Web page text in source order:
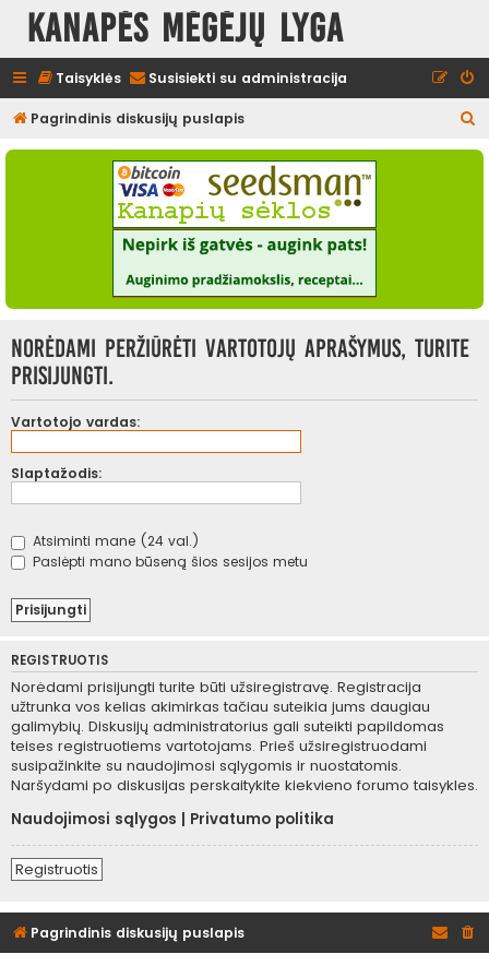
Kanapės mėgėjų lyga
Taisyklės Susisiekti su administracija
Pagrindinis diskusijų puslapis
e
Norėdami peržiūrėti vartotojų aprašymus, turite
prisijungti.
Vartotojo vardas:
Slaptažodis:
Atsiminti mane (24 val.)
Paslėpti mano būseną šios sesijos metu
REGISTRUOTIS
Norėdami prisijungti turite būti užsiregistravę. Registracija
užtrunka vos kelias akimirkas tačiau suteikia jums daugiau
galimybių. Diskusijų administratorius gali suteikti papildomas
teises registruotiems vartotojams. Prieš užsiregistruodami
susipažinkite su naudojimosi sąlygomis ir nuostatomis.
Naršydami po diskusijas perskaitykite kiekvieno forumo taisykles.
Naudojimosi sąlygos
Privatumo politika
Registruotis
Pagrindinis diskusijų puslapis